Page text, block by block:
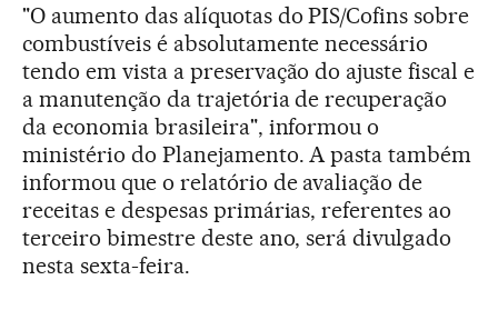
"O aumento das alíquotas do PIS/Cofins sobre
combustíveis é absolutamente necessário
tendo em vista a preservação do ajuste fiscal e
a manutenção da trajetória de recuperação
da economia brasileira", informou o
ministério do Planejamento. A pasta também
informou que o relatório de avaliação de
receitas e despesas primárias, referentes ao
terceiro bimestre deste ano, será divulgado
nesta sexta-feira.